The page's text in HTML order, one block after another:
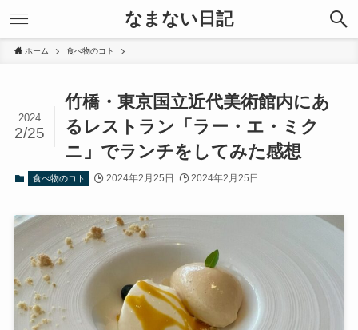
なまない日記
ホーム 食べ物のコト
竹橋・東京国立近代美術館内にあ
るレストラン「ラー・エ・ミク
ニ」でランチをしてみた感想
2024
2/25
食べ物のコト 2024年2月25日 2024年2月25日